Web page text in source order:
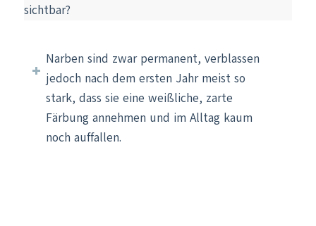
sichtbar?
Narben sind zwar permanent, verblassen
jedoch nach dem ersten Jahr meist so
stark, dass sie eine weißliche, zarte
Färbung annehmen und im Alltag kaum
noch auffallen.